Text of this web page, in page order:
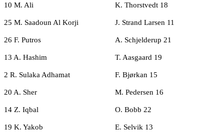
10 M. Ali K. Thorstvedt 18
25 M. Saadoun Al Korji J. Strand Larsen 11
26 F. Putros A. Schjelderup 21
13 A. Hashim T. Aasgaard 19
2 R. Sulaka Adhamat F. Bjørkan 15
20 A. Sher M. Pedersen 16
14 Z. Iqbal O. Bobb 22
19 K. Yakob E. Selvik 13